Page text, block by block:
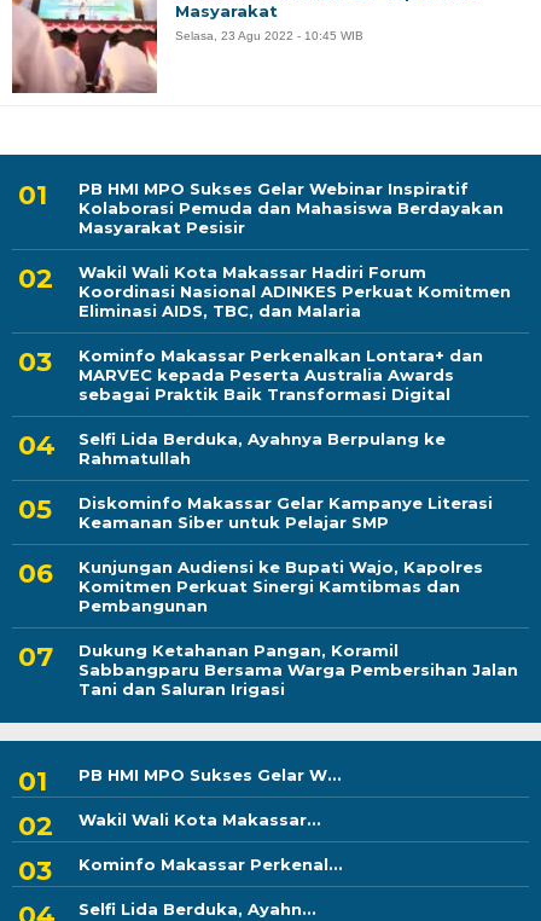
PB HMI MPO Sukses Gelar Webinar Inspiratif
Kolaborasi Pemuda dan Mahasiswa Berdayakan
Masyarakat Pesisir
Wakil Wali Kota Makassar Hadiri Forum
Koordinasi Nasional ADINKES Perkuat Komitmen
Eliminasi AIDS, TBC, dan Malaria
Kominfo Makassar Perkenalkan Lontara+ dan
MARVEC kepada Peserta Australia Awards
sebagai Praktik Baik Transformasi Digital
Selfi Lida Berduka, Ayahnya Berpulang ke
Rahmatullah
Diskominfo Makassar Gelar Kampanye Literasi
Keamanan Siber untuk Pelajar SMP
Kunjungan Audiensi ke Bupati Wajo, Kapolres
Komitmen Perkuat Sinergi Kamtibmas dan
Pembangunan
Dukung Ketahanan Pangan, Koramil
Sabbangparu Bersama Warga Pembersihan Jalan
Tani dan Saluran Irigasi
PB HMI MPO Sukses Gelar W...
Wakil Wali Kota Makassar...
Kominfo Makassar Perkenal...
Selfi Lida Berduka, Ayahn...
Masyarakat
Selasa, 23 Agu 2022 - 10:45 WIB